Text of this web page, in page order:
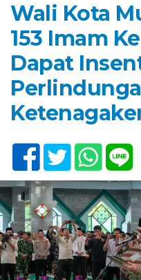
Wali Kota
153 Imam
Dapat